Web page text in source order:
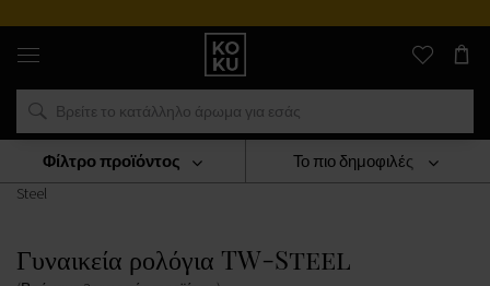
Αυθεντικά
αρώματα
και
ρολόγια
σε
μέρος
ΡΟΛΟΓΙΑ
Γυναικεία Ρολόγια
Γυναικεία Ρολόγια TW-
Steel
Γυναικεία ρολόγια TW-Steel
Το πιο δημοφιλές
Φίλτρο προϊόντος